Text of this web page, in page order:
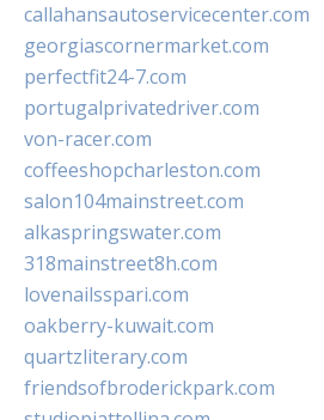
callahansautoservicecenter.com
georgiascornermarket.com
perfectfit24-7.com
portugalprivatedriver.com
von-racer.com
coffeeshopcharleston.com
salon104mainstreet.com
alkaspringswater.com
318mainstreet8h.com
lovenailsspari.com
oakberry-kuwait.com
quartzliterary.com
friendsofbroderickpark.com